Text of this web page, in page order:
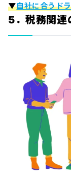
▼自社に合うド
5．税務関連